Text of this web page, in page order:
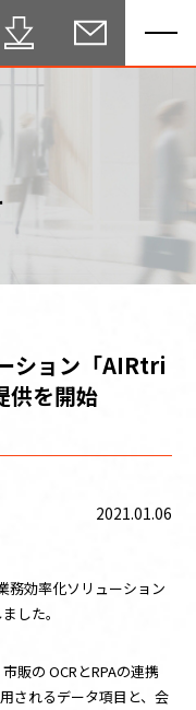
ション「AIRtri
供を開始
2021.01.06
務効率化ソリューション
した。
販の OCRとRPAの連携
されるデータ項目と、会